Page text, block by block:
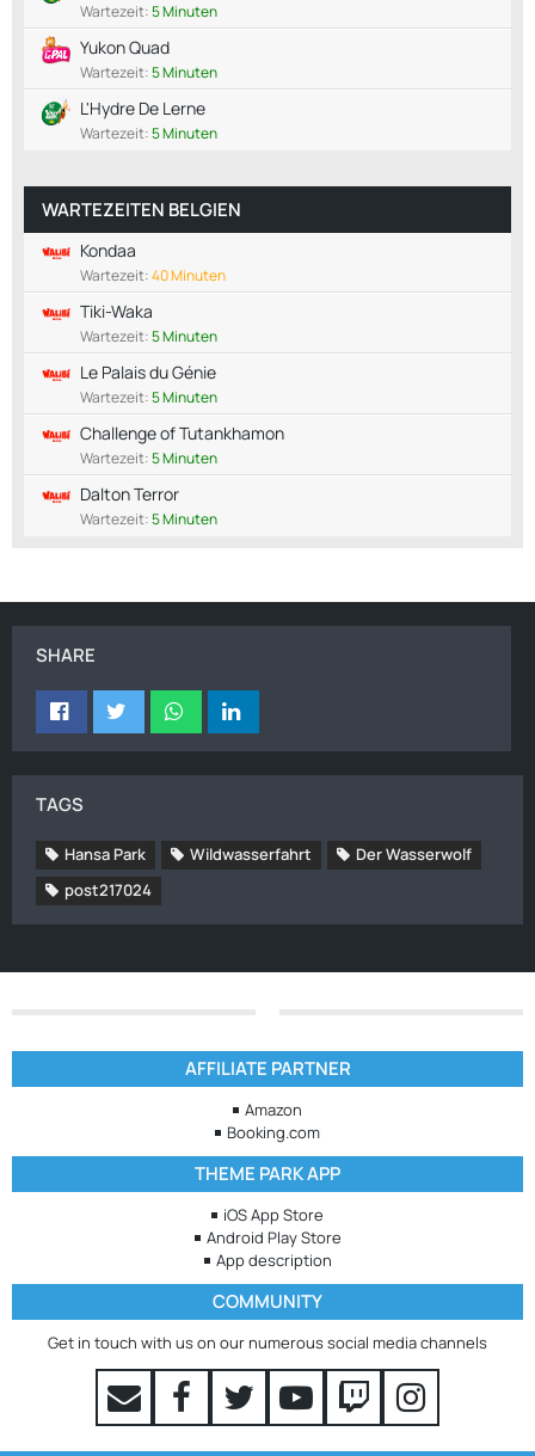
Wartezeit:5 Minuten
Yukon Quad
Wartezeit:5 Minuten
L'Hydre De Lerne
Wartezeit:5 Minuten
WARTEZEITEN BELGIEN
Kondaa
Wartezeit:40 Minuten
Tiki-Waka
Wartezeit:5 Minuten
Le Palais du Génie
Wartezeit:5 Minuten
Challenge of Tutankhamon
Wartezeit:5 Minuten
Dalton Terror
Wartezeit:5 Minuten
SHARE
TAGS
Hansa Park Wildwasserfahrt
Der Wasserwolf
post217024
AFFILIATE PARTNER
Amazon
Booking.com
THEME PARK APP
iOS App Store
Android Play Store
App description
COMMUNITY
Get in touch with us on our numerous social media channels